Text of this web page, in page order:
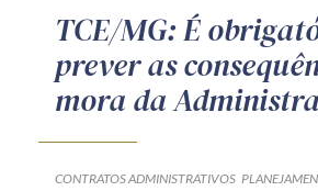
A Zênite
Como publicar
Site da Zênite
Termos de uso
TCE/MG: É
prever as
mora da
CONTRATOS ADMINISTRATIVOS